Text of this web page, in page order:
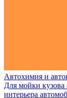
Автохимия и
Для мойки кузова
интерьера